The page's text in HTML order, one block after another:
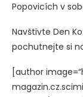
Popovicích v
Navštivte Den
pochutnejte si
[author